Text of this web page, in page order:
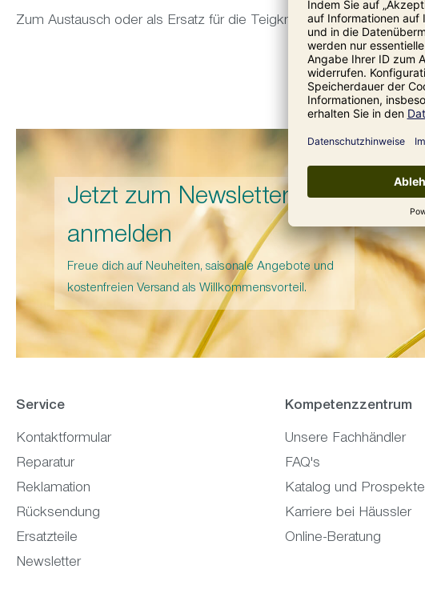
Zum Austausch oder als Ersatz für die Teigknetmaschine Alpha.
Jetzt zum Newsletter
anmelden
Freue dich auf Neuheiten, saisonale Angebote und
kostenfreien Versand als Willkommensvorteil.
Service
Kontaktformular
Reparatur
Reklamation
Rücksendung
Ersatzteile
Newsletter
Kompetenzzentrum
Unsere Fachhändler
FAQ's
Katalog und Prospekte
Karriere bei Häussler
Online-Beratung